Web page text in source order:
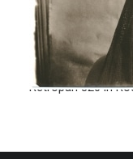
Lithprint on old
bath Catechol/
Camera: Nikon
Retropan 320 in